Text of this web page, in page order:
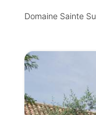
Domaine Sainte